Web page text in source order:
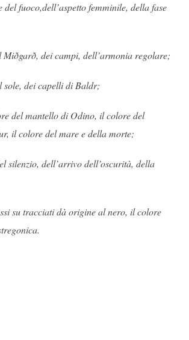
fuoco,dell’aspetto femminile, della fase
Miðgarð, dei campi, dell’armonia regolare;
sole, dei capelli di Baldr;
del mantello di Odino, il colore del
il colore del mare e della morte;
silenzio, dell’arrivo dell’oscurità, della
su tracciati dà origine al nero, il colore